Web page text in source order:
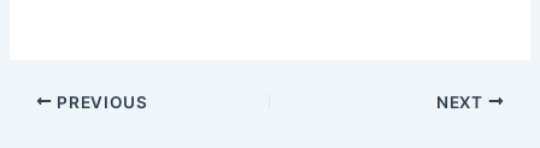
PREVIOUS NEXT